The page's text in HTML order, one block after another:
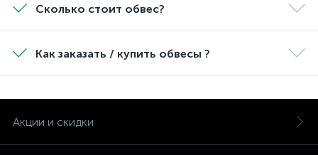
Сколько стоит обвес?
Как заказать / купить обвесы ?
Акции и скидки